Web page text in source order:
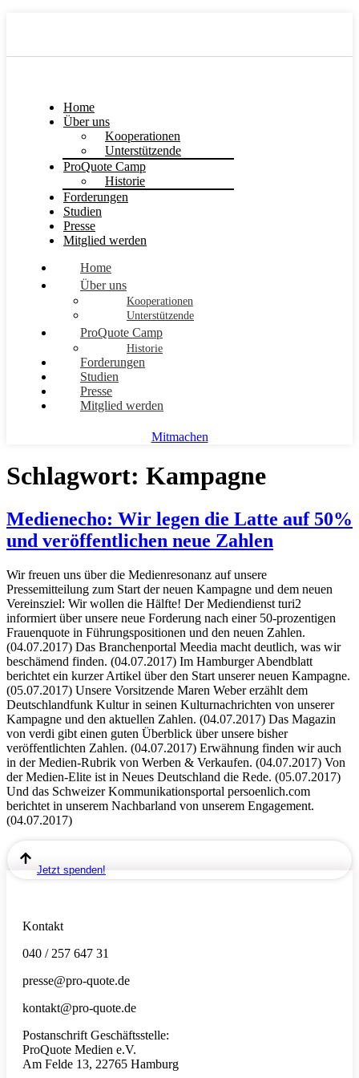
Home
Über uns
Kooperationen
Unterstützende
ProQuote Camp
Historie
Forderungen
Studien
Presse
Mitglied werden
Home
Über uns
Kooperationen
Unterstützende
ProQuote Camp
Historie
Forderungen
Studien
Presse
Mitglied werden
Mitmachen
Schlagwort: Kampagne
Medienecho: Wir legen die Latte auf 50%
und veröffentlichen neue Zahlen
Wir freuen uns über die Medienresonanz auf unsere
Pressemitteilung zum Start der neuen Kampagne und dem neuen
Vereinsziel: Wir wollen die Hälfte! Der Mediendienst turi2
informiert über unsere neue Forderung nach einer 50-prozentigen
Frauenquote in Führungspositionen und den neuen Zahlen.
(04.07.2017) Das Branchenportal Meedia macht deutlich, was wir
beschämend finden. (04.07.2017) Im Hamburger Abendblatt
berichtet ein kurzer Artikel über den Start unserer neuen Kampagne.
(05.07.2017) Unsere Vorsitzende Maren Weber erzählt dem
Deutschlandfunk Kultur in seinen Kulturnachrichten von unserer
Kampagne und den aktuellen Zahlen. (04.07.2017) Das Magazin
von verdi gibt einen guten Überblick über unsere bisher
veröffentlichten Zahlen. (04.07.2017) Erwähnung finden wir auch
in der Medien-Rubrik von Werben & Verkaufen. (04.07.2017) Von
der Medien-Elite ist in Neues Deutschland die Rede. (05.07.2017)
Und das Schweizer Kommunikationsportal persoenlich.com
berichtet in unserem Nachbarland von unserem Engagement.
(04.07.2017)
Jetzt spenden!
Kontakt
040 / 257 647 31
presse@pro-quote.de
kontakt@pro-quote.de
Postanschrift Geschäftsstelle:
ProQuote Medien e.V.
Am Felde 13, 22765 Hamburg